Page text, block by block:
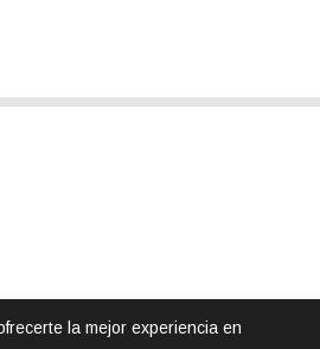
la mejor experiencia en